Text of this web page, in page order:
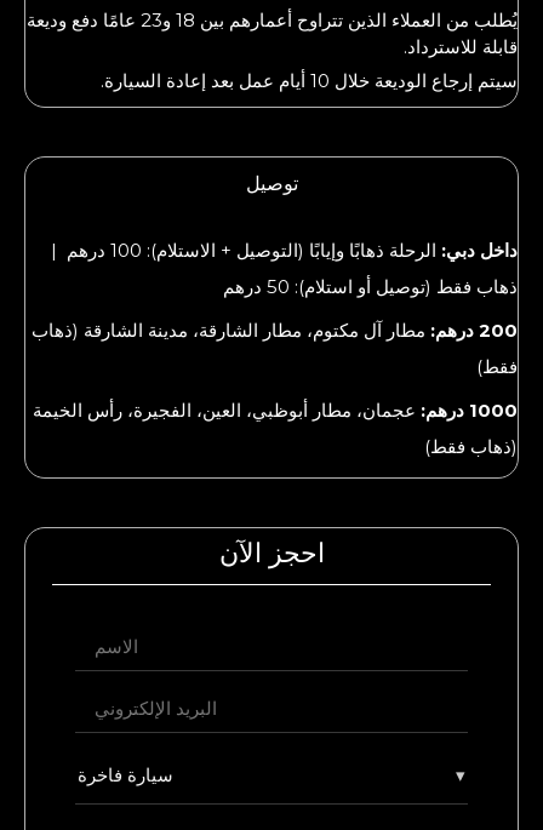
يُطلب من العملاء الذين تتراوح أعمارهم بين 18 و23 عامًا دفع وديعة
قابلة للاسترداد.
سيتم إرجاع الوديعة خلال 10 أيام عمل بعد إعادة السيارة.
توصيل
داخل دبي:
الرحلة ذهابًا وإيابًا (التوصيل + الاستلام): 100 درهم |
ذهاب فقط (توصيل أو استلام): 50 درهم
200 درهم:
مطار آل مكتوم، مطار الشارقة، مدينة الشارقة (ذهاب
فقط)
1000 درهم:
عجمان، مطار أبوظبي، العين، الفجيرة، رأس الخيمة
(ذهاب فقط)
احجز الآن
سيارة فاخرة ▾